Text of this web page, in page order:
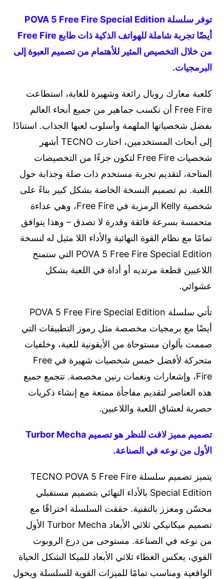
توفر سلسلة POVA 5 Free Fire Special Edition
أيضًا تجربة شاملة للهواتف الذكية ذات طابع Free Fire
من خلال التخصيص المثير للأهتمام من تصميم العبوة إلى
البرمجيات.
كلعبة معارك رويال رائعة وشهيرة للغاية، استطاعت
Free Fire أن تكسب جماهير من جميع أنحاء العالم
بفضل شخصياتها الملهمة وأسلوب لعبها الجذاب. استنادًا
إلى أبحاث المستخدمين، اختارت TECNO أشهر
شخصيات Free Fire لتكون جزءًا من التخصيصات
المتاحة، لتقديم تجربة مستخدم ذات صلة وجذابة حول
اللعبة. تم تصميم النسخة الخاصة بشكل كبير بناءً على
شخصية Kelly الرمزية في Free Fire، وهي عداءة
متحمسة بسرعة فائقة وقدرة لا تصدق – وهذا يتوافق
تمامًا مع نظام القوة النهائية والأداء اللا مثيل له لنسخة
POVA 5 Free Fire Special Edition التي ستمنح
اللاعبين قطعة مرتديه أو أداة في اللعبة بشكل
عشوائي.
تأتي سلسلة POVA 5 Free Fire Special Edition
أيضًا مع برمجيات مخصصة مثل رموز التطبيقات التي
صممت بألوان مستوحاة من الأيقونية للعبة، وخلفيات
متحركة لأفضل خمس شخصيات شهيرة في Free
Fire، وإشعارات ونغمات رنين مخصصة. تتجمع جميع
هذه العناصر لتقديم مفاجأة ممتعة مع إنشاء ذكريات
حصرية لعشاق اللعبة واللاعبين.
تصميم مميز لافت للنظر هو تصميم Turbor Mecha
الأول من نوعه في الصناعة.
يتميز تصميم سلسلة TECNO POVA 5 Free Fire
Special Edition بالأداء النهائي بتصميم مستقبلي
محسّن ومعزز بالتقنية. حققت السلسلة اختراقًا مع
تصميم ميكانيكي ثلاثي الأبعاد Turbor Mecha الأول
من نوعه في الصناعة. مستوحى من درع الروبوت
القوي، يعكس الغطاء ثلاثي الأبعاد للميكا الشكل الحياة
الواقعية ومناسب تمامًا للميزات القوية للسلسلة ويحول